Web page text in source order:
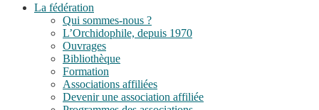
La fédération
Qui sommes-nous ?
L’Orchidophile, depuis 1970
Ouvrages
Bibliothèque
Formation
Associations affiliées
Devenir une association affiliée